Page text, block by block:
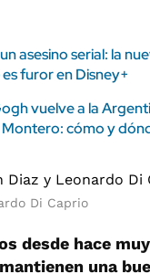
asesino serial: la
furor en Disney+
vuelve a la
cómo y
Di Caprio
desde hace
una